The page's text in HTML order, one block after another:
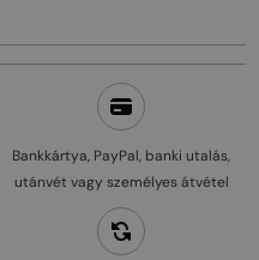
Bankkártya, PayPal, banki utalás,
utánvét vagy személyes átvétel